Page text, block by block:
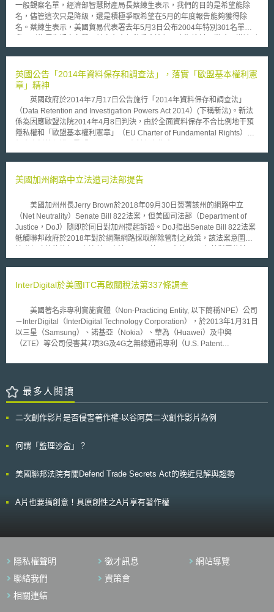
一般觀察名單，經濟部智慧財產局長蔡練生表示，我們的目的是希望能除
名，儘管這次只是降級，還是積極爭取希望在5月的年度報告能夠獲得除
名。蔡練生表示，美國貿易代表署去年5月3日公布2004年特別301名單，
為不定期檢討對象還包括馬來西亞和波蘭，不過這次只有台灣獲得降級。
法，加強取締盜版，獲得美國方面認同，今年終於獲得降級，並在美東時間
1月18日正式公布我國降級。 蔡練生指出，優先觀察名單和一般觀察名
其改善機會，如果沒有改善就會採取貿易報復手段；一般觀察名單的觀察
期，則延長為一年。
英國公告「2014年資料保存和調查法」，落實「歐盟基本權利憲
章」精神
英國政府於2014年7月17日公告施行「2014年資料保存和調查法」
（Data Retention and Investigation Powers Act 2014）(下稱新法)。新法
係為因應歐盟法院2014年4月8日判決，由於全面資料保存不合比例地干預
隱私權和「歐盟基本權利憲章」（EU Charter of Fundamental Rights）對
2006/24/EC)應予廢棄。該指令要求歐盟各國電話及網際網路公司搜集使用
多兩年。 新法規範重點摘要如下： 1.相關通訊資料保存： (1)通訊相關
12個月。 (2)於第二節補充前一節用語定義。 2.調查權： (1)新法授權政府
得基於國家安全和預防或偵查重大犯罪而監聽取得國內外通訊相關資訊。
(2)修正「2000年調查權規範」(Regulation of Investigatory Powers Act of
2000)第一編之域外規範。 (3)擴大「電信服務」定義，納入提供接取、促進
新法落日條款之規範，2016年12月31日將失其效力。
美國加州網路中立法遭司法部提告
美國加州州長Jerry Brown於2018年09月30日簽署該州的網路中立
（Net Neutrality）Senate Bill 822法案，但美國司法部（Department of
Justice，DoJ）隨即於同日對加州提起訴訟。DoJ指出Senate Bill 822法案
牴觸聯邦政府於2018年對於網際網路採取解除管制之政策，該法案意圖阻
（The Communications Act）制定「聯邦或州對網路低度管制（unfettered
Communications Commission，FCC）為符合該政策，於2002年發布命
路中立性訂立規則，要求網路服務提供者（Internet Service Provider）應平
等處理所有資料，不得擅自降低流量速度、封鎖網站或服務，以確保任何人
獲取資訊時不受不合理的限制。但FCC於2017年12月取消網路中立規定，
並確保網際網路會在FCC之低度管制措施下，持續維持其自由與開放性。
邦政府已廢除網路中立性的情形下，且州政府沒有制定州際貿易規範的權
限，則加州政府通過Senate Bill 822法案對網路立法監管，針對網路使用頒
布違法且極端的法令，是企圖藉由Senate Bill 822法案破壞聯邦政府的規
法秩序。為此，DoJ起訴聲明為禁止加州執行Senate Bill 822法案，並請求
性，但此政策受民主黨、Facebook、Amazon等著名大型科技公司及消費
者的抨擊。因此，就DoJ起訴加州Senate Bill 822法案違法，法院是否認同
得觀察。
InterDigital於美國ITC再啟關稅法第337條調查
美國著名非專利實施實體（Non-Practicing Entity, 以下簡稱NPE）公司
－InterDigital（InterDigital Technology Corporation），於2013年1月31日
以三星（Samsung）、諾基亞（Nokia）、華為（Huawei）及中興
（ZTE）等公司侵害其7項3G及4G之無線通訊專利（U.S. Patent
No.7706830、No.78009636、No.7502406）為由，向美國國際貿委員會
依美國關稅法第337條啟動專利侵權調查（案號：337-TA-868）
InterDigital成立於1972年，主要研發領域聚焦於「無線語音及數據通訊系
技術。依據PatentFreedom於2013年1月的統計資料，InterDigital共持有
InterDigital本身並不自行使用所擁有的專利，而係以「授權予手持裝置製造
侵權人，並透過法律訴訟手段，促使其支付授權金。其中，USITC的「關稅
一般法院的民事訴訟程序為短，且於確認存在專利權侵害之情事後，其裁決
效力可透過禁制令（Exclusion Order）或暫停及停止令（Cease And
移動熱點設備、華為的Activa 4G手機等），故引起了產業界的高度關注。
針對本案，USITC已於2月4日宣布啟動為期16個月的侵權調查，並定於
續觀察。
最多人閱讀
二次創作影片是否侵害著作權-以谷阿莫二次創作影片為例
何謂「監理沙盒」？
美國聯邦法院有關Defend Trade Secrets Act的晚近見解與趨勢
A片也要搞創意！具原創性之A片享有著作權
隱私權聲明 徵才訊息
網站導覽
聯絡我們
資策會
相關連結